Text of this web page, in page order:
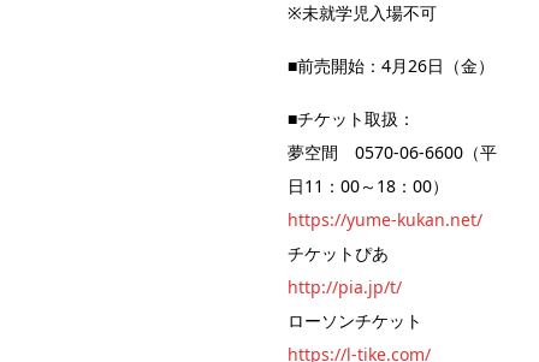
※未就学児入場不可
■前売開始：4月26日（金）
■チケット取扱：
夢空間 0570-06-6600（平
日11：00～18：00）
https://yume-kukan.net/
チケットぴあ
http://pia.jp/t/
ローソンチケット
https://l-tike.com/